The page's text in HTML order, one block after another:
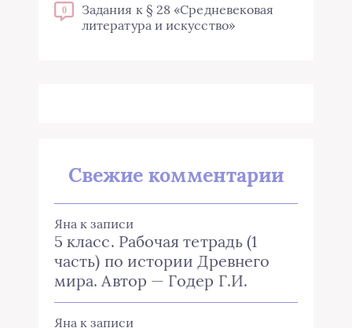
0
Задания к § 28 «Средневековая
литература и искусство»
Свежие комментарии
Яна к записи
5 класс. Рабочая тетрадь (1
часть) по истории Древнего
мира. Автор — Годер Г.И.
Яна к записи